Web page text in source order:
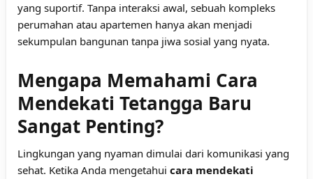
yang suportif. Tanpa interaksi awal, sebuah kompleks
perumahan atau apartemen hanya akan menjadi
sekumpulan bangunan tanpa jiwa sosial yang nyata.
Mengapa Memahami Cara
Mendekati Tetangga Baru
Sangat Penting?
Lingkungan yang nyaman dimulai dari komunikasi yang
sehat. Ketika Anda mengetahui cara mendekati